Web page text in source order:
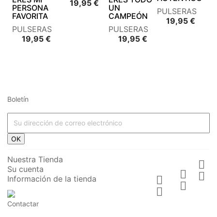
PERSONA
FAVORITA
PULSERAS
19,95 €Precio
19,95 € Precio
UN
CAMPEÓN
PULSERAS
19,95 €Precio
PULSERAS
19,95 €

 







 



 
 


Boletín
OK
Nuestra Tienda


Su cuenta


Información de la tienda


Contactar